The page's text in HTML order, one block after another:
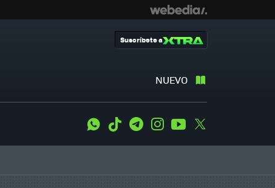
NUEVO
Suscríbete a
WhatsApp
Tiktok TelegramInstagramYoutube